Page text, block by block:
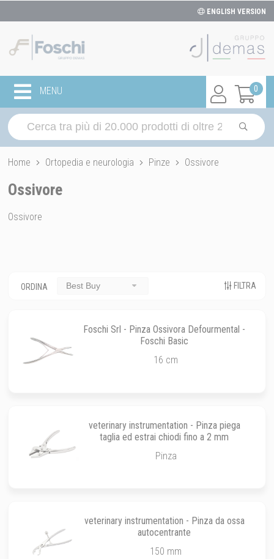
ENGLISH VERSION
0
MENU
Home Ortopedia e neurologia Pinze Ossivore
Ossivore
Ossivore
ORDINA Best Buy FILTRA
Foschi Srl - Pinza Ossivora Defourmental -
Foschi Basic
16 cm
veterinary instrumentation - Pinza piega
taglia ed estrai chiodi fino a 2 mm
Pinza
veterinary instrumentation - Pinza da ossa
autocentrante
150 mm